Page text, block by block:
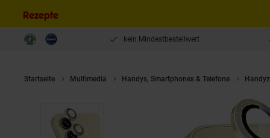
Rezepte
kein Mindestbestellwert
Startseite Multimedia Handys, Smartphones & Telefone